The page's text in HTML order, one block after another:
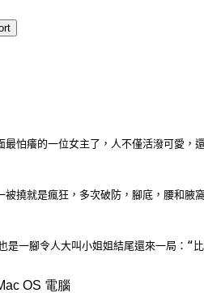
最怕癢的一位女主了，人不僅活潑可愛，
被撓就是瘋狂，多次破防，腳底，腰和腋
是一腳令人大叫小姐姐結尾還來一局：“
OS 電腦